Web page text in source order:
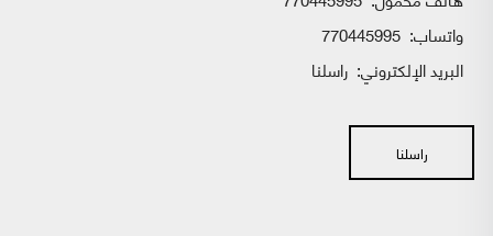
واتساب:
البريد الإلكتروني: راسلنا
راسلنا